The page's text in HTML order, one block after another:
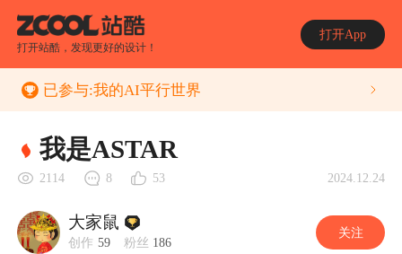
打开站酷，发现更好的设计！
打开App
已参与:我的AI平行世界
我是ASTAR
2114 8 53 2024.12.24
大家鼠
创作 59 粉丝 186
关注